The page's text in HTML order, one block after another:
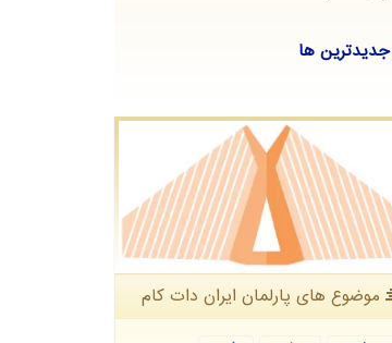
جدیدترین ها
موضوع های پارلمان ایران دات كام